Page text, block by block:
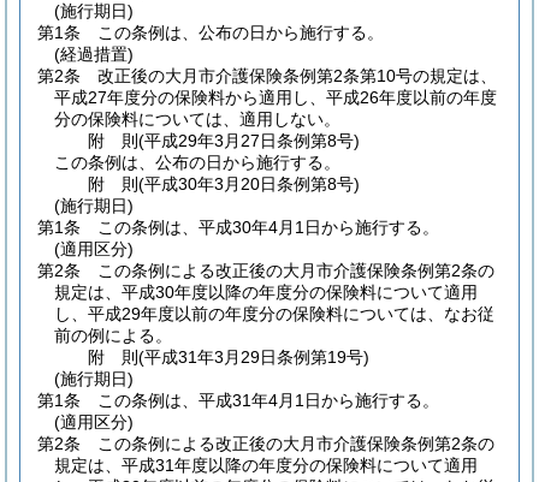
(施行期日)
第1条
この条例は、公布の日から施行する。
(経過措置)
第2条
改正後の大月市介護保険条例第2条第10号の規定は、
平成27年度分の保険料から適用し、平成26年度以前の年度
分の保険料については、適用しない。
附 則(平成29年3月27日条例第8号)
この条例は、公布の日から施行する。
附 則(平成30年3月20日条例第8号)
(施行期日)
第1条
この条例は、平成30年4月1日から施行する。
(適用区分)
第2条
この条例による改正後の大月市介護保険条例第2条の
規定は、平成30年度以降の年度分の保険料について適用
し、平成29年度以前の年度分の保険料については、なお従
前の例による。
附 則(平成31年3月29日条例第19号)
(施行期日)
第1条
この条例は、平成31年4月1日から施行する。
(適用区分)
第2条
この条例による改正後の大月市介護保険条例第2条の
規定は、平成31年度以降の年度分の保険料について適用